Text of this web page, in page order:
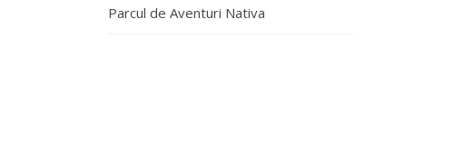
Parcul de Aventuri Nativa